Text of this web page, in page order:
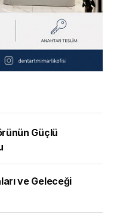
Güçlü
ve Geleceği